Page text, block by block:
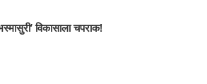
विकासाला चपराक!